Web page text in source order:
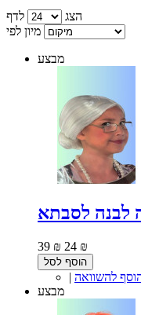
הצג
לדף
מיון לפי
מבצע
39 ₪ 24 ₪
הוסף לסל
| להשוואה
מבצע